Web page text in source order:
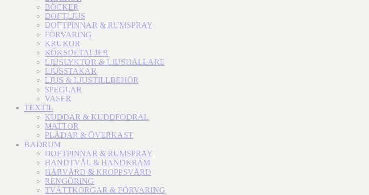
BÖCKER
DOFTLJUS
DOFTPINNAR & RUMSPRAY
FÖRVARING
KRUKOR
KÖKSDETALJER
LJUSLYKTOR & LJUSHÅLLARE
LJUSSTAKAR
LJUS & LJUSTILLBEHÖR
SPEGLAR
VASER
TEXTIL
KUDDAR & KUDDFODRAL
MATTOR
PLÄDAR & ÖVERKAST
BADRUM
DOFTPINNAR & RUMSPRAY
HANDTVÅL & HANDKRÄM
HÅRVÅRD & KROPPSVÅRD
RENGÖRING
TVÄTTKORGAR & FÖRVARING